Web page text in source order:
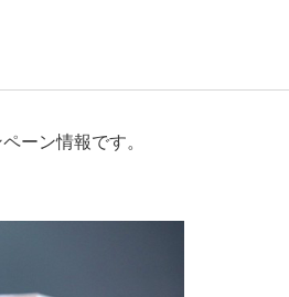
ーン情報です。